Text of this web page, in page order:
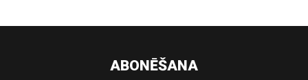
ABONĒŠANA